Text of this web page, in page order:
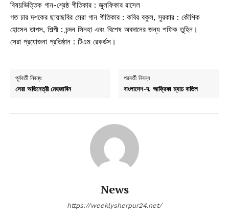
বিষয়ভিত্তিক গান-শ্রেষ্ঠ গীতিকার : জুলফিকার রাসেল
গত চার দশকের ছায়াছবির সেরা গান গীতিকার : কবির বকুল, সুরকার : কৌশিক
হোসেন তাপস, শিল্পী : চন্দন সিনহা এবং বিশেষ অবদানের জন্য শফিক তুহিন।
সেরা প্রযোজনা প্রতিষ্ঠান : টিএম রেকর্ডস।
পূর্ববর্তী নিবন্ধ
সেরা অভিনেত্রী মেহজাবিন
পরবর্তী নিবন্ধ
বাংলাদেশ-দ. আফ্রিকা ম্যাচ বাতিল
News
https://weeklysherpur24.net/